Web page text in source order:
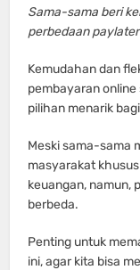
Sama-sama beri
perbedaan
Kemudahan dan
pembayaran
pilihan menarik
Meski sama-sama
masyarakat
keuangan, namun,
berbeda.
Penting untuk
ini, agar kita bisa